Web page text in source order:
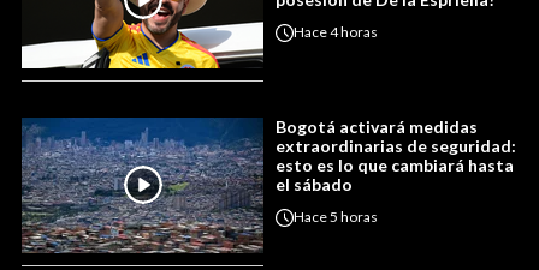
Hace4 horas
Bogotá activará medidas
extraordinarias de seguridad:
esto es lo que cambiará hasta
el sábado
Hace5 horas